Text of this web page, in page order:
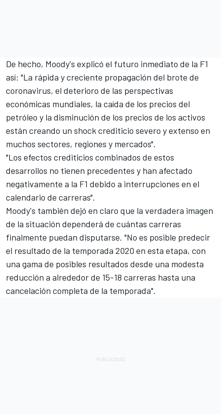
De hecho, Moody's explicó el futuro inmediato de la F1
así: "La rápida y creciente propagación del brote de
coronavirus, el deterioro de las perspectivas
económicas mundiales, la caída de los precios del
petróleo y la disminución de los precios de los activos
están creando un shock crediticio severo y extenso en
muchos sectores, regiones y mercados".
"Los efectos crediticios combinados de estos
desarrollos no tienen precedentes y han afectado
negativamente a la F1 debido a interrupciones en el
calendario de carreras".
Moody's también dejó en claro que la verdadera imagen
de la situación dependerá de cuántas carreras
finalmente puedan disputarse. "No es posible predecir
el resultado de la temporada 2020 en esta etapa, con
una gama de posibles resultados desde una modesta
reducción a alrededor de 15-18 carreras hasta una
cancelación completa de la temporada".